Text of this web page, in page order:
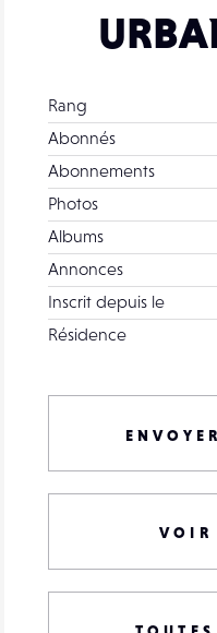
Rang
Abonnés
Abonnements
Photos
Albums
Annonces
Inscrit depuis le
Résidence
VOIR